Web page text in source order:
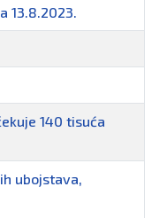
13.8.2023.
140 tisuća
ubojstava,